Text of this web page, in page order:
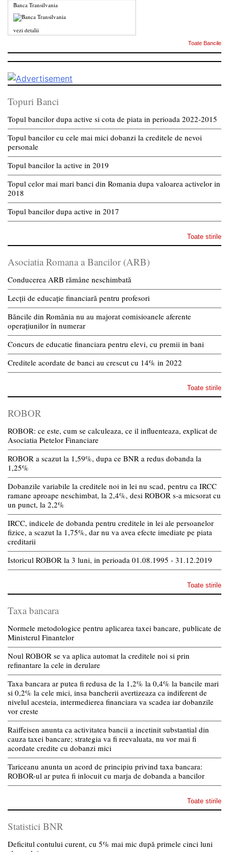
Banca Transilvania
vezi detalii
Toate Bancile
Topuri Banci
Topul bancilor dupa active si cota de piata in perioada 2022-2015
Topul bancilor cu cele mai mici dobanzi la creditele de nevoi
personale
Topul bancilor la active in 2019
Topul celor mai mari banci din Romania dupa valoarea activelor in
2018
Topul bancilor dupa active in 2017
Toate stirile
Asociatia Romana a Bancilor (ARB)
Conducerea ARB rămâne neschimbată
Lecții de educație financiară pentru profesori
Băncile din România nu au majorat comisioanele aferente
operațiunilor în numerar
Concurs de educatie financiara pentru elevi, cu premii in bani
Creditele acordate de banci au crescut cu 14% in 2022
Toate stirile
ROBOR
ROBOR: ce este, cum se calculeaza, ce il influenteaza, explicat de
Asociatia Pietelor Financiare
ROBOR a scazut la 1,59%, dupa ce BNR a redus dobanda la
1,25%
Dobanzile variabile la creditele noi in lei nu scad, pentru ca IRCC
ramane aproape neschimbat, la 2,4%, desi ROBOR s-a micsorat cu
un punct, la 2,2%
IRCC, indicele de dobanda pentru creditele in lei ale persoanelor
fizice, a scazut la 1,75%, dar nu va avea efecte imediate pe piata
creditarii
Istoricul ROBOR la 3 luni, in perioada 01.08.1995 - 31.12.2019
Toate stirile
Taxa bancara
Normele metodologice pentru aplicarea taxei bancare, publicate de
Ministerul Finantelor
Noul ROBOR se va aplica automat la creditele noi si prin
refinantare la cele in derulare
Taxa bancara ar putea fi redusa de la 1,2% la 0,4% la bancile mari
si 0,2% la cele mici, insa bancherii avertizeaza ca indiferent de
nivelul acesteia, intermedierea financiara va scadea iar dobanzile
vor creste
Raiffeisen anunta ca activitatea bancii a incetinit substantial din
cauza taxei bancare; strategia va fi reevaluata, nu vor mai fi
acordate credite cu dobanzi mici
Tariceanu anunta un acord de principiu privind taxa bancara:
ROBOR-ul ar putea fi inlocuit cu marja de dobanda a bancilor
Toate stirile
Statistici BNR
Deficitul contului curent, cu 5% mai mic după primele cinci luni